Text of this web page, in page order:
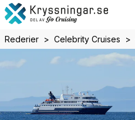
Rederier Celebrity Cruises